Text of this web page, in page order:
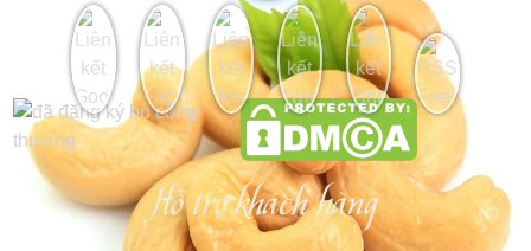
Hỗ trợ khách hàng